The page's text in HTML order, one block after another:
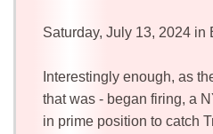
Saturday, July 13, 2024 in
Interestingly enough, as
that was - began firing, a
in prime position to catch